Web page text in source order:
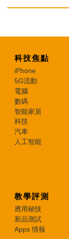
科技焦點
iPhone
5G流動
電腦
數碼
智能家居
科技
汽車
人工智能
教學評測
應用秘技
新品測試
Apps 情報